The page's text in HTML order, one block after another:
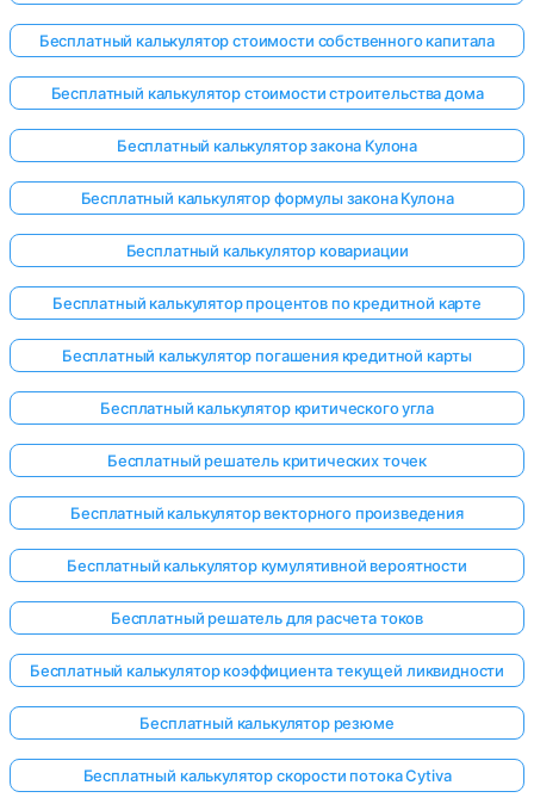
Бесплатный калькулятор стоимости собственного капитала
Бесплатный калькулятор стоимости строительства дома
Бесплатный калькулятор закона Кулона
Бесплатный калькулятор формулы закона Кулона
Бесплатный калькулятор ковариации
Бесплатный калькулятор процентов по кредитной карте
Бесплатный калькулятор погашения кредитной карты
Бесплатный калькулятор критического угла
Бесплатный решатель критических точек
Бесплатный калькулятор векторного произведения
Бесплатный калькулятор кумулятивной вероятности
Бесплатный решатель для расчета токов
Бесплатный калькулятор коэффициента текущей ликвидности
Бесплатный калькулятор резюме
Бесплатный калькулятор скорости потока Cytiva